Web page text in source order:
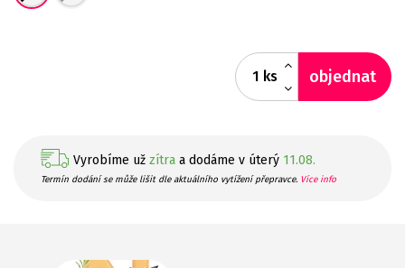
ks objednat
Vyrobíme už zítra a dodáme v úterý 11.08.
Termín dodání se může lišit dle aktuálního vytížení přepravce. Více info